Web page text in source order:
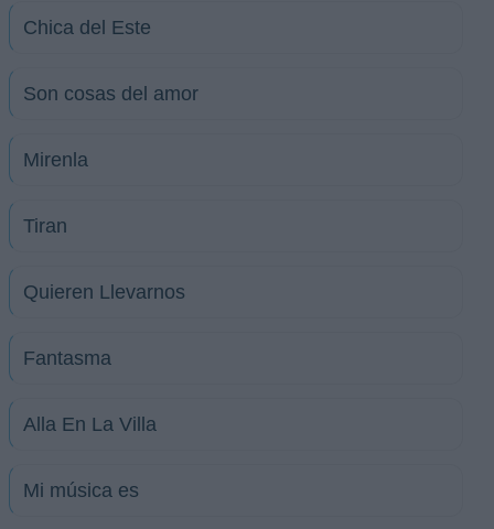
Chica del Este
Son cosas del amor
Mirenla
Tiran
Quieren Llevarnos
Fantasma
Alla En La Villa
Mi música es